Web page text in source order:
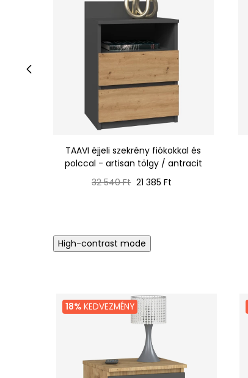
TAAVI éjjeli szekrény fiókokkal és
polccal - artisan tölgy / antracit
Normál
32 540 Ft Ár
21 385 Ft
High-contrast mode
18% KEDVEZMÉNY